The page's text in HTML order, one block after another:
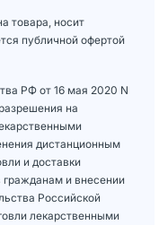
товара, носит
публичной офертой
РФ от 16 мая 2020 N
на
дистанционным
и доставки
гражданам и внесении
Российской
лекарственными